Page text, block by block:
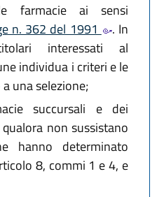
farmacie ai sensi
n. 362 del 1991
. In
interessati al
individua i criteri e le
una selezione;
succursali e dei
non sussistano
hanno determinato
8, commi 1 e 4, e